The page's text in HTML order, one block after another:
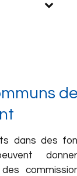
de
dans des
des